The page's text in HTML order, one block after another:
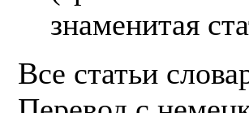
знаменитая
Все статьи